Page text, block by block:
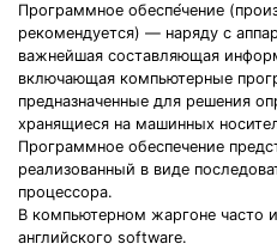
Программное обеспе́чение
рекомендуется) — наряду с
важнейшая составляющая
включающая компьютерные
предназначенные для решения
хранящиеся на машинных
Программное обеспечение
реализованный в виде
процессора.
В компьютерном жаргоне часто
английского software.